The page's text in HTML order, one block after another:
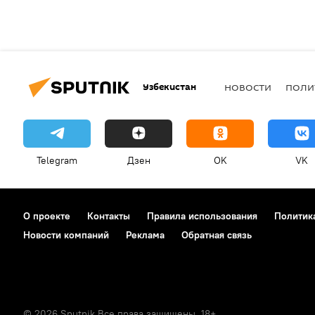
Узбекистан НОВОСТИ
Telegram Дзен OK VK
О проекте Контакты Правила использования
Новости компаний
Реклама Обратная связь